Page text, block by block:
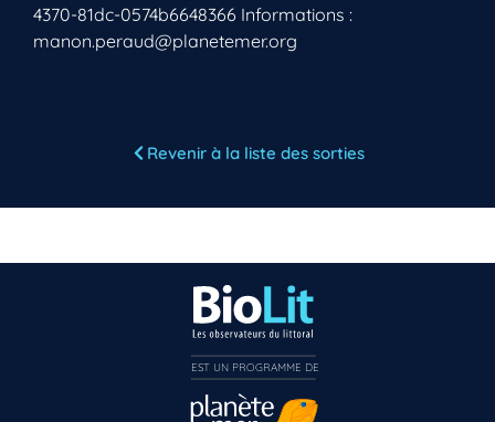
4370-81dc-0574b6648366 Informations :
manon.peraud@planetemer.org
Revenir à la liste des sorties
Inscrivez-vous dès maintenant